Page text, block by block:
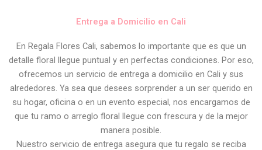
Entrega a Domicilio en Cali
En Regala Flores Cali, sabemos lo importante que es que un
detalle floral llegue puntual y en perfectas condiciones. Por eso,
ofrecemos un servicio de entrega a domicilio en Cali y sus
alrededores. Ya sea que desees sorprender a un ser querido en
su hogar, oficina o en un evento especial, nos encargamos de
que tu ramo o arreglo floral llegue con frescura y de la mejor
manera posible.
Nuestro servicio de entrega asegura que tu regalo se reciba